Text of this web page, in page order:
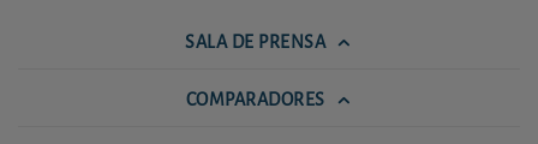
SALA DE PRENSA
COMPARADORES